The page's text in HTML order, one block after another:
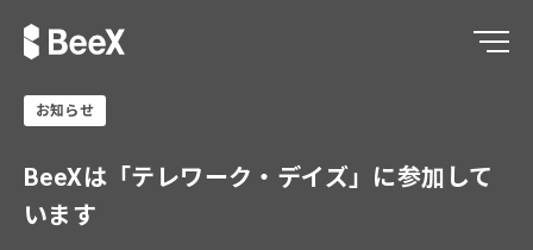
お知らせ
BeeXは「テレワーク・デイズ」に参加して
います